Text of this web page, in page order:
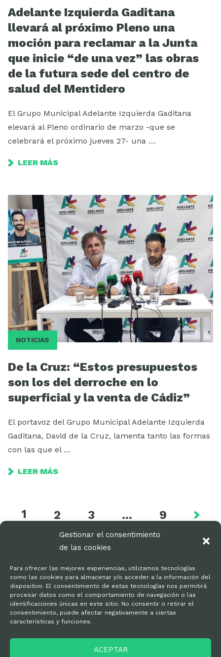
Gestionar el consentimiento
de las cookies
Para ofrecer las mejores experiencias, utilizamos tecnologías
como las cookies para almacenar y/o acceder a la información del
dispositivo. El consentimiento de estas tecnologías nos permitirá
procesar datos como el comportamiento de navegación o las
identificaciones únicas en este sitio. No consentir o retirar el
consentimiento, puede afectar negativamente a ciertas
características y funciones.
ACEPTAR
Adelante Izquierda Gaditana
llevará al próximo Pleno una
moción para reclamar a la Junta
que inicie “de una vez” las obras
de la futura sede del centro de
salud del Mentidero
El Grupo Municipal Adelante Izquierda Gaditana
elevará al Pleno ordinario de marzo -que se
celebrará el próximo jueves 27- una …
LEER MÁS
NOTICIAS
De la Cruz: “Estos presupuestos
son los del derroche en lo
superficial y la venta de Cádiz”
El portavoz del Grupo Municipal Adelante Izquierda
Gaditana, David de la Cruz, lamenta tanto las formas
con las que el …
LEER MÁS
1 2 3 … 9